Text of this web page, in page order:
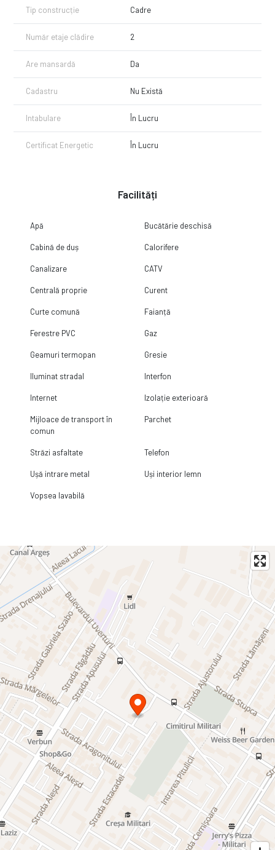
Tip construcție Cadre
Număr etaje clădire 2
Are mansardă Da
Cadastru Nu Există
Intabulare În Lucru
Certificat Energetic În Lucru
Facilități
Apă Bucătărie deschisă
Cabină de duș Calorifere
Canalizare CATV
Centrală proprie Curent
Curte comună Faianță
Ferestre PVC Gaz
Geamuri termopan Gresie
Iluminat stradal Interfon
Internet Izolație exterioară
Mijloace de transport în
comun
Parchet
Străzi asfaltate Telefon
Ușă intrare metal Uși interior lemn
Vopsea lavabilă